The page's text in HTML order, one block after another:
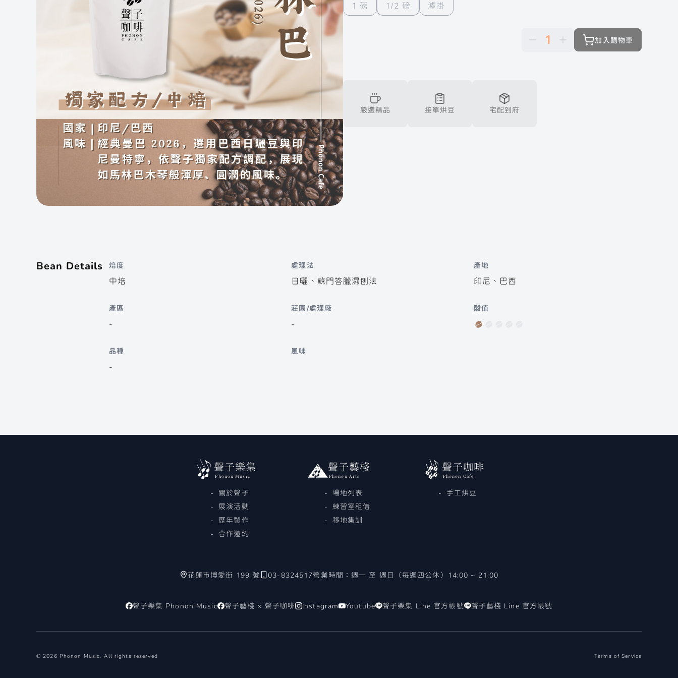
1 磅 1/2 磅 濾掛
1 加入購物車
嚴選精品 接單烘豆 宅配到府
Bean Details 焙度
中培
處理法
日曬、蘇門答臘濕刨法
產地
印尼、巴西
產區
-
莊園/處理廠
-
酸值
品種
-
風味
聲子樂集
Phonon Music
關於聲子
展演活動
歷年製作
合作邀約
聲子藝棧
Phonon Arts
場地列表
練習室租借
移地集訓
聲子咖啡
Phonon Cafe
手工烘豆
花蓮市博愛街 199 號 03-8324517營業時間：週一 至 週日（每週四公休）14:00 ~ 21:00
聲子樂集 Phonon Music 聲子藝棧 × 聲子咖啡 Instagram Youtube 聲子樂集 Line 官方帳號 聲子藝棧 Line 官方帳號
© 2026 Phonon Music. All rights reserved Terms of Service
場地租借
手工烘豆
展演活動
Phonon Music
關於聲子
展演活動
歷年製作
合作邀約
Phonon Arts
場地列表
Phonon Cafe
聲子樂集 Phonon Music 聲子藝棧 × 聲子咖啡
Youtube 聲子樂集 Line 官方帳號